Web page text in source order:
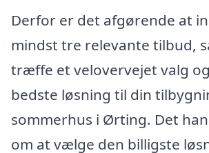
Derfor er det afgørende at
mindst tre relevante tilbud,
træffe et velovervejet valg
bedste løsning til din
sommerhus i Ørting. Det
om at vælge den billigste